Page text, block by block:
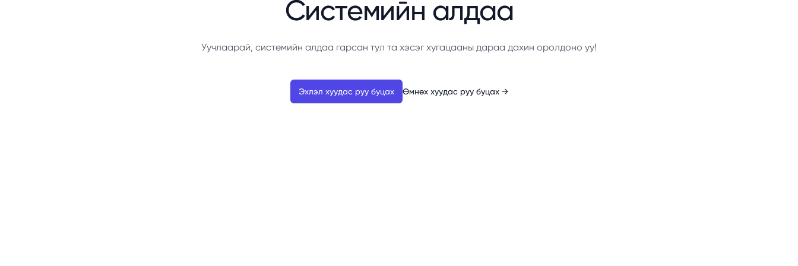
Системийн алдаа
Уучлаарай, системийн алдаа гарсан тул та хэсэг хугацааны дараа дахин оролдоно уу!
Эхлэл хуудас руу буцах Өмнөх хуудас руу буцах →